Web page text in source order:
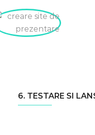
6. TESTARE SI